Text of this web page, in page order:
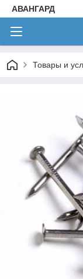
АВАНГАРД
Товары и